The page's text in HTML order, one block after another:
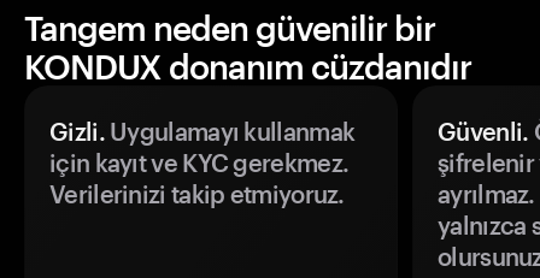
Tangem neden güvenilir bir
KONDUX donanım cüzdanıdır
Gizli.Uygulamayı kullanmak
için kayıt ve KYC gerekmez.
Verilerinizi takip etmiyoruz.
Güvenli.
şifrelenir
yalnızca